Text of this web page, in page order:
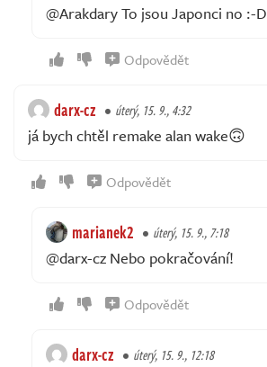
@Arakdary To jsou Japonci no :-D
Odpovědět
darx-cz úterý, 15. 9., 4:32
já bych chtěl remake alan wake🙃
Odpovědět
marianek2 úterý, 15. 9., 7:18
@darx-cz Nebo pokračování!
Odpovědět
darx-cz úterý, 15. 9., 12:18